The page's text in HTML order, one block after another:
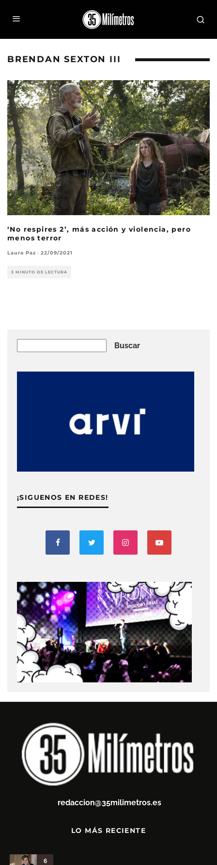
BRENDAN SEXTON III
‘No respires 2’, más acción y violencia, pero
menos terror
Laura Paz · 22/09/2021
3 MINUTO DE LECTURA
Buscar
¡SIGUENOS EN REDES!
redaccion@35milimetros.es
LO MÁS RECIENTE
6